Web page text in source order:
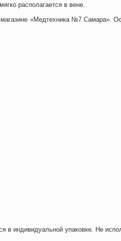
располагается в вене.
«Медтехника №7 Самара».
индивидуальной упаковке. Не